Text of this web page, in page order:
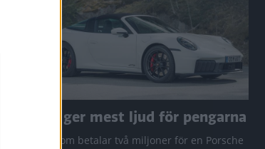
Den ger mest ljud för pengarna
Den som betalar två miljoner för en Porsche